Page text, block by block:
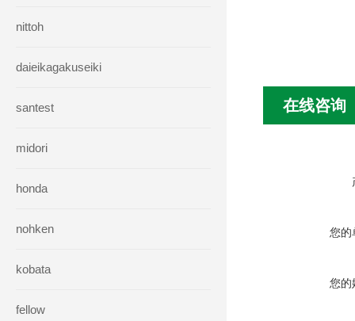
nittoh
daieikagakuseiki
santest
midori
honda
nohken
kobata
fellow
在线咨询
您的
您的